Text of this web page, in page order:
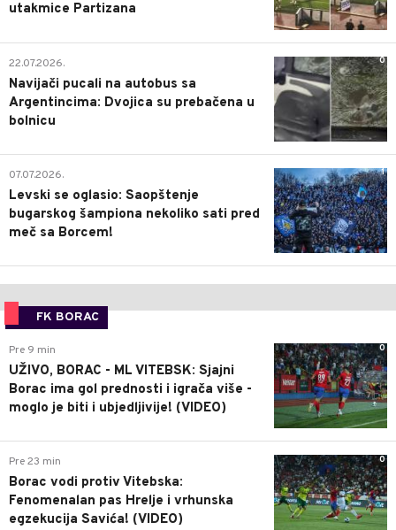
utakmice Partizana
0
22.07.2026.
Navijači pucali na autobus sa
Argentincima: Dvojica su prebačena u
bolnicu
1
07.07.2026.
Levski se oglasio: Saopštenje
bugarskog šampiona nekoliko sati pred
meč sa Borcem!
FK BORAC
0
Pre 9 min
UŽIVO, BORAC - ML VITEBSK: Sjajni
Borac ima gol prednosti i igrača više -
moglo je biti i ubjedljivije! (VIDEO)
0
Pre 23 min
Borac vodi protiv Vitebska:
Fenomenalan pas Hrelje i vrhunska
egzekucija Savića! (VIDEO)